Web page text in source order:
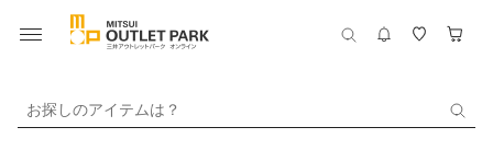
お探しのアイテムは？